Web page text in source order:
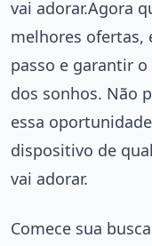
vai adorar.Agora
melhores ofertas,
passo e garantir
dos sonhos. Não
essa
dispositivo de
vai adorar.
Comece sua